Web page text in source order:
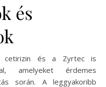
és
cetirizin és a Zyrtec is
amelyeket érdemes
során. A leggyakoribb